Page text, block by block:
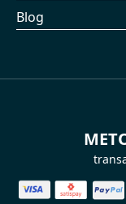
Blog